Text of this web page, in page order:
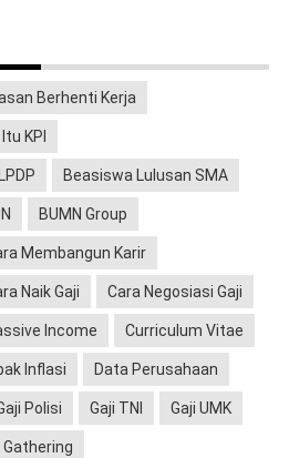
Berhenti Kerja
KPI
Beasiswa Lulusan SMA
BUMN Group
Membangun Karir
Naik Gaji Cara Negosiasi Gaji
Income Curriculum Vitae
Inflasi Data Perusahaan
Polisi Gaji TNI Gaji UMK
Gathering